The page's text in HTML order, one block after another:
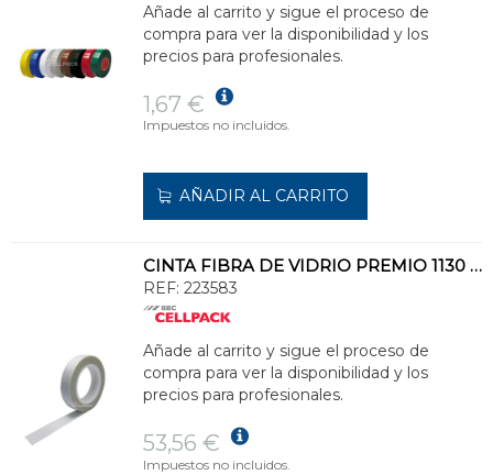
Añade al carrito y sigue el proceso de
compra para ver la disponibilidad y los
precios para profesionales.
1,67 €
Impuestos no incluidos.
AÑADIR AL CARRITO
CINTA FIBRA DE VIDRIO PREMIO 1130 19mmx33m 0,18mm BLANCO
REF: 223583
Añade al carrito y sigue el proceso de
compra para ver la disponibilidad y los
precios para profesionales.
53,56 €
Impuestos no incluidos.